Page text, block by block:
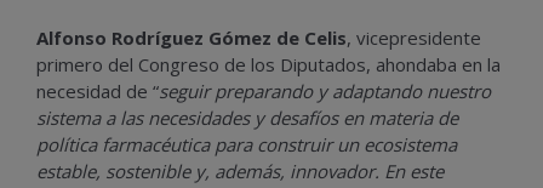
Alfonso Rodríguez Gómez de Celis, vicepresidente
primero del Congreso de los Diputados, ahondaba en la
necesidad de “seguir preparando y adaptando nuestro
sistema a las necesidades y desafíos en materia de
política farmacéutica para construir un ecosistema
estable, sostenible y, además, innovador. En este